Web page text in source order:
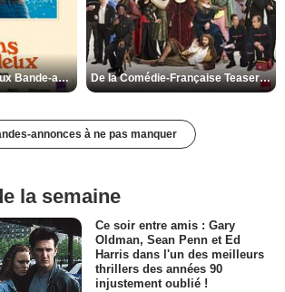
Les Matins merveilleux Bande-annonce VF De la Comédie-Française Teaser VF
annonces à ne pas manquer
la semaine
Ce soir entre amis : Gary
Oldman, Sean Penn et Ed
Harris dans l'un des meilleurs
thrillers des années 90
injustement oublié !